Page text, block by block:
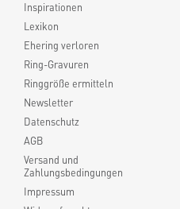
Inspirationen
Lexikon
Ehering verloren
Ring-Gravuren
Ringgröße ermitteln
Newsletter
Datenschutz
AGB
Versand und
Zahlungsbedingungen
Impressum